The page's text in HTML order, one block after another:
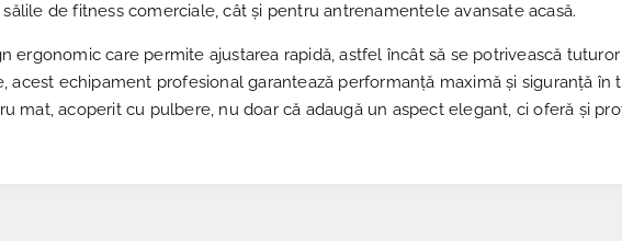
de fitness comerciale, cât și pentru antrenamentele avansate acasă.
ergonomic care permite ajustarea rapidă, astfel încât să se potrivească
acest echipament profesional garantează performanță maximă și siguranță
mat, acoperit cu pulbere, nu doar că adaugă un aspect elegant, ci oferă și